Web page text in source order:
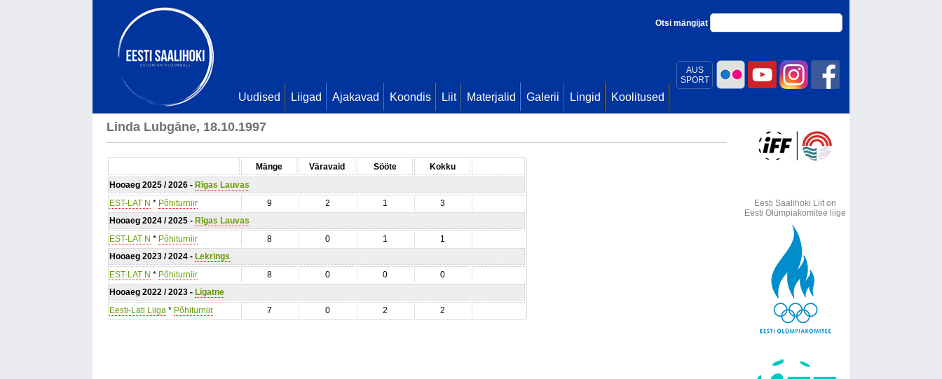
AUS
SPORT
Otsi mängijat
Uudised Liigad Ajakavad Koondis Liit Materjalid Galerii Lingid Koolitused
Linda Lubgāne, 18.10.1997
Mänge Väravaid Sööte
Kokku
Hooaeg 2025 / 2026 - Rīgas Lauvas
EST-LAT N * Põhiturniir 9 2 1
3
Hooaeg 2024 / 2025 - Rīgas Lauvas
EST-LAT N * Põhiturniir 8 0 1
1
Hooaeg 2023 / 2024 - Lekrings
EST-LAT N * Põhiturniir 8 0 0
0
Hooaeg 2022 / 2023 - Līgatne
Eesti-Läti Liiga * Põhiturniir 7 0 2 2
Eesti Saalihoki Liit on
Eesti Olümpiakomitee liige